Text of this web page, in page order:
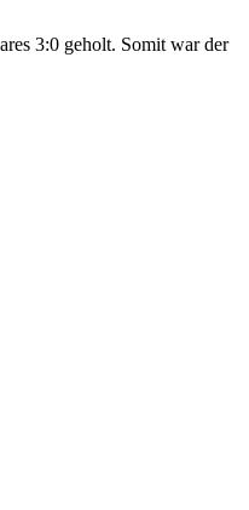
3:0 geholt. Somit war der